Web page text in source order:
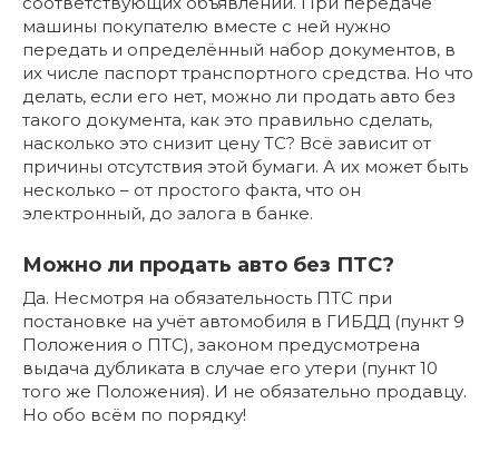
машины покупателю вместе с ней нужно
передать и определённый набор документов, в
их числе паспорт транспортного средства. Но что
делать, если его нет, можно ли продать авто без
такого документа, как это правильно сделать,
насколько это снизит цену ТС? Всё зависит от
причины отсутствия этой бумаги. А их может быть
несколько – от простого факта, что он
электронный, до залога в банке.
Можно ли продать авто без ПТС?
Да. Несмотря на обязательность ПТС при
постановке на учёт автомобиля в ГИБДД (пункт 9
Положения о ПТС), законом предусмотрена
выдача дубликата в случае его утери (пункт 10
того же Положения). И не обязательно продавцу.
Но обо всём по порядку!